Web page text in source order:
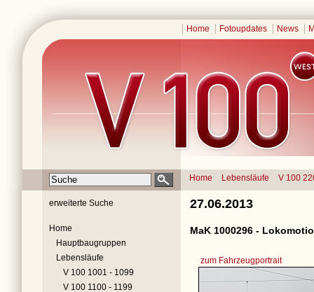
Home Fotoupdates News
Home Lebensläufe V 100
erweiterte Suche
Home
Hauptbaugruppen
Lebensläufe
V 100 1001 - 1099
V 100 1100 - 1199
27.06.2013
MaK 1000296 -
zum Fahrzeugportrait